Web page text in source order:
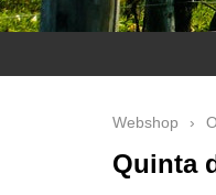
Webshop ›
Quinta